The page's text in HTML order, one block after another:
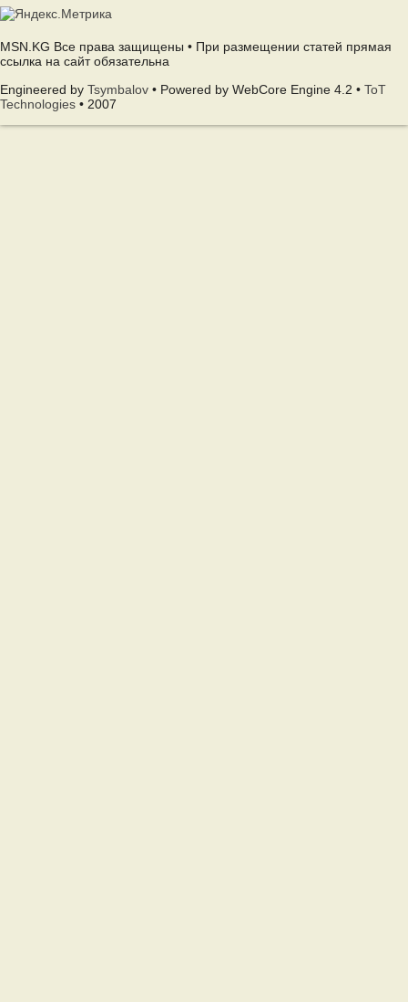
MSN.KG Все права защищены • При размещении статей прямая
ссылка на сайт обязательна
Engineered by Tsymbalov • Powered by WebCore Engine 4.2 • ToT
Technologies • 2007